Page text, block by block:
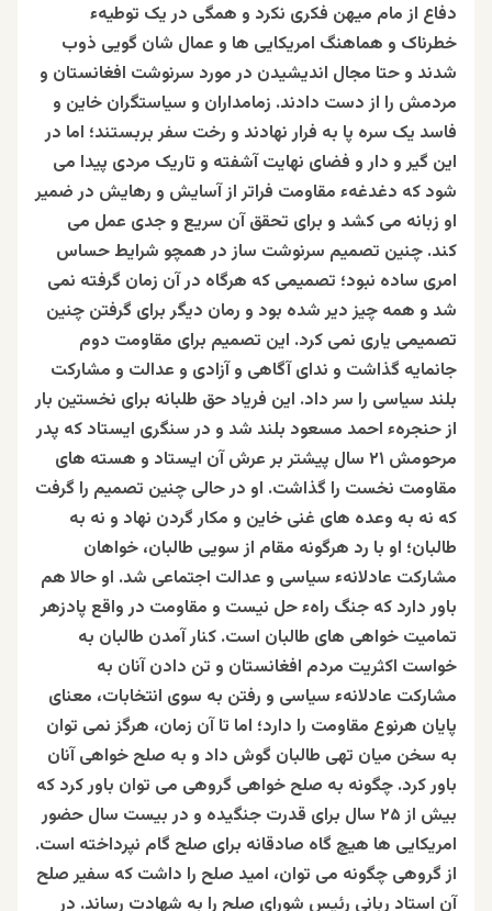
دفاع از مام میهن فکری نکرد و همگی در یک توطیهء
خطرناک و هماهنگ امريکايی ها و عمال شان گویی ذوب
شدند و حتا مجال اندیشیدن در مورد سرنوشت افغانستان و
مردمش را از دست دادند. زمامداران و سیاستگران خاین و
فاسد یک سره پا به فرار نهادند و رخت سفر بربستند؛ اما در
این گیر و دار و فضای نهایت آشفته و تاریک مردی پیدا می
شود که دغدغهء مقاومت فراتر از آسایش و رهایش در ضمیر
او زبانه می کشد و برای تحقق آن سریع و جدی عمل می
کند. چنین تصمیم سرنوشت ساز در همچو شرایط حساس
امری ساده نبود؛ تصميمی که هرگاه در آن زمان گرفته نمی
شد و همه چیز دیر شده بود و رمان دیگر برای گرفتن چنین
تصمیمی یاری نمی کرد. این تصمیم برای مقاومت دوم
جانمایه گذاشت و ندای آگاهی و آزادی و عدالت و مشارکت
بلند سیاسی را سر داد. این فریاد حق طلبانه برای نخستین بار
از حنجرهء احمد مسعود بلند شد و در سنگری ایستاد که پدر
مرحومش ۲۱ سال پیشتر بر عرش آن ایستاد و هسته های
مقاومت نخست را گذاشت. او در حالی چنین تصمیم را گرفت
که نه به وعده های غنی خاین و مکار گردن نهاد و نه به
طالبان؛ او با رد هرگونه مقام از سویی طالبان، خواهان
مشارکت عادلانهء سیاسی و عدالت اجتماعی شد. او حالا هم
باور دارد که جنگ راهء حل نیست و مقاومت در واقع پادزهر
تمامیت خواهی های طالبان است. کنار آمدن طالبان به
خواست اکثریت مردم افغانستان و تن دادن آنان به
مشارکت عادلانهء سیاسی و رفتن به سوی انتخابات، معنای
پایان هرنوع مقاومت را دارد؛ اما تا آن زمان، هرگز نمی توان
به سخن میان تهی طالبان گوش داد و به صلح خواهی آنان
باور کرد. چگونه به صلح خواهی گروهی می توان باور کرد که
بیش از ۲۵ سال برای قدرت جنگیده و در بیست سال حضور
امريکايی ها هیچ گاه صادقانه برای صلح گام نپرداخته است.
از گروهی چگونه می توان، امید صلح را داشت که سفیر صلح
آن استاد ربانی رئیس شورای صلح را به شهادت رساند. در